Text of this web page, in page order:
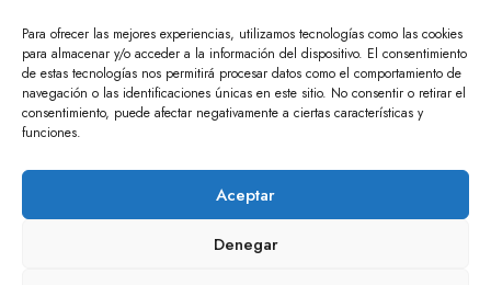
Para ofrecer las mejores experiencias, utilizamos tecnologías como las cookies
para almacenar y/o acceder a la información del dispositivo. El consentimiento
de estas tecnologías nos permitirá procesar datos como el comportamiento de
navegación o las identificaciones únicas en este sitio. No consentir o retirar el
consentimiento, puede afectar negativamente a ciertas características y
funciones.
Aceptar
Denegar